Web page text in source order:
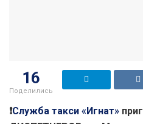
16
Поделились
❗️Служба такси «Игнат»